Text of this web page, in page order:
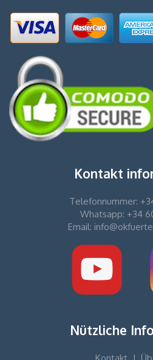
Kontakt
Telefonnummer:
Whatsapp: +34
Email:
Nützliche
Kontakt |